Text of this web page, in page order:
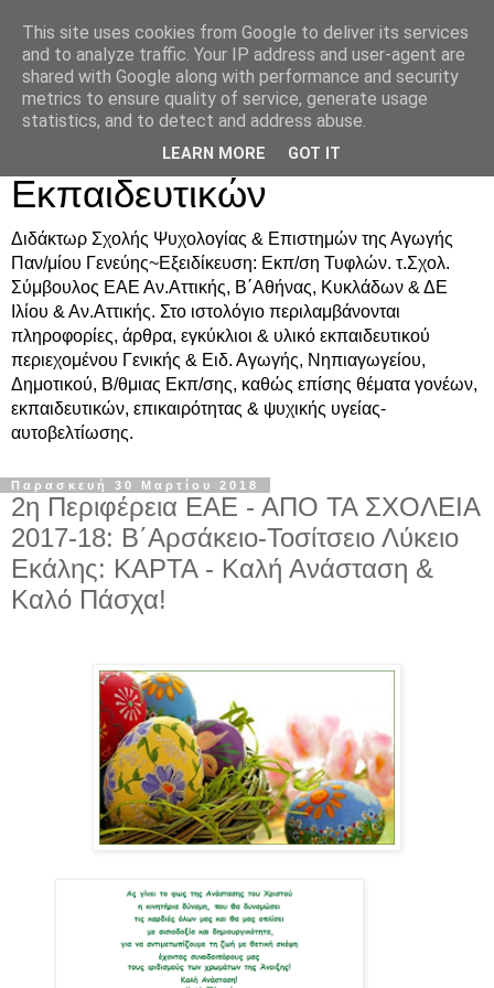
Δρ. Ράνια Χιουρέα-
Συμβουλευτική &
Υποστήριξη Γονέων &
Εκπαιδευτικών
Διδάκτωρ Σχολής Ψυχολογίας & Επιστημών της Αγωγής
Παν/μίου Γενεύης~Εξειδίκευση: Εκπ/ση Τυφλών. τ.Σχολ.
Σύμβουλος ΕΑΕ Αν.Αττικής, Β΄Αθήνας, Κυκλάδων & ΔΕ
Ιλίου & Αν.Αττικής. Στο ιστολόγιο περιλαμβάνονται
πληροφορίες, άρθρα, εγκύκλιοι & υλικό εκπαιδευτικού
περιεχομένου Γενικής & Ειδ. Αγωγής, Νηπιαγωγείου,
Δημοτικού, Β/θμιας Εκπ/σης, καθώς επίσης θέματα γονέων,
εκπαιδευτικών, επικαιρότητας & ψυχικής υγείας-
αυτοβελτίωσης.
Παρασκευή 30 Μαρτίου 2018
2η Περιφέρεια ΕΑΕ - ΑΠΟ ΤΑ ΣΧΟΛΕΙΑ
2017-18: Β΄Αρσάκειο-Τοσίτσειο Λύκειο
Εκάλης: ΚΑΡΤΑ - Καλή Ανάσταση &
Καλό Πάσχα!
This site uses cookies from Google to deliver its services
and to analyze traffic. Your IP address and user-agent are
shared with Google along with performance and security
metrics to ensure quality of service, generate usage
statistics, and to detect and address abuse.
LEARN MORE GOT IT